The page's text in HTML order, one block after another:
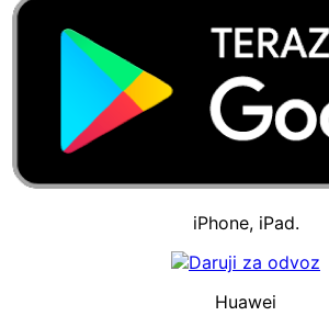
iPhone, iPad.
Huawei